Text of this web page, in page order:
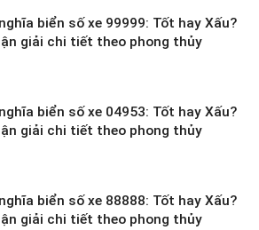
biển số xe 99999: Tốt hay Xấu?
giải chi tiết theo phong thủy
biển số xe 04953: Tốt hay Xấu?
giải chi tiết theo phong thủy
biển số xe 88888: Tốt hay Xấu?
giải chi tiết theo phong thủy